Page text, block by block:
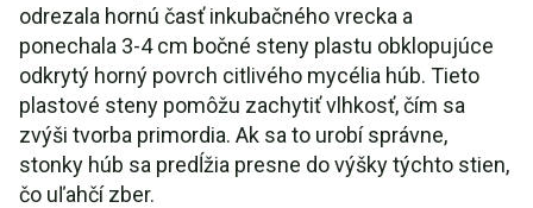
odrezala hornú časť inkubačného vrecka a
ponechala 3-4 cm bočné steny plastu obklopujúce
odkrytý horný povrch citlivého mycélia húb. Tieto
plastové steny pomôžu zachytiť vlhkosť, čím sa
zvýši tvorba primordia. Ak sa to urobí správne,
stonky húb sa predĺžia presne do výšky týchto stien,
čo uľahčí zber.